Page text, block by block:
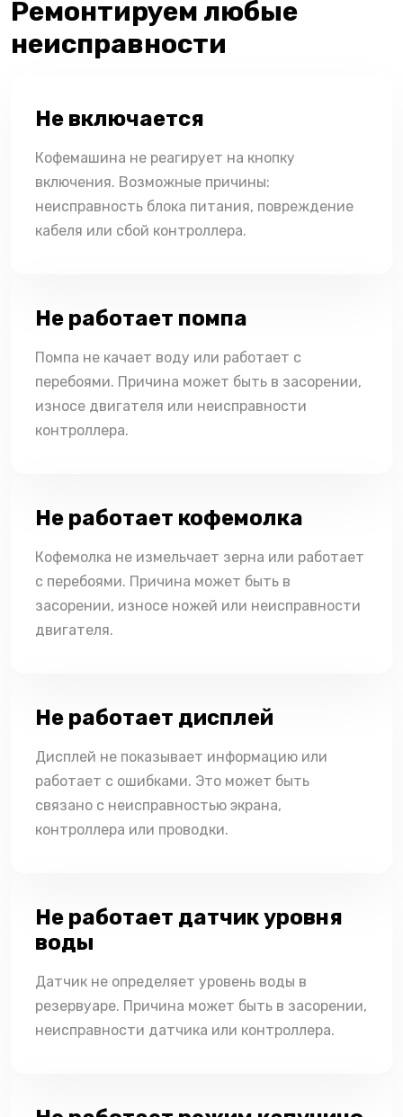
Ремонтируем любые
неисправности
Не включается
Кофемашина не реагирует на кнопку
включения. Возможные причины:
неисправность блока питания, повреждение
кабеля или сбой контроллера.
Не работает помпа
Помпа не качает воду или работает с
перебоями. Причина может быть в засорении,
износе двигателя или неисправности
контроллера.
Не работает кофемолка
Кофемолка не измельчает зерна или работает
с перебоями. Причина может быть в
засорении, износе ножей или неисправности
двигателя.
Не работает дисплей
Дисплей не показывает информацию или
работает с ошибками. Это может быть
связано с неисправностью экрана,
контроллера или проводки.
Не работает датчик уровня
воды
Датчик не определяет уровень воды в
резервуаре. Причина может быть в засорении,
неисправности датчика или контроллера.